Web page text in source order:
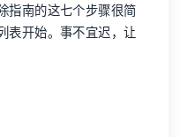
指南的这七个步骤很简
开始。事不宜迟，让